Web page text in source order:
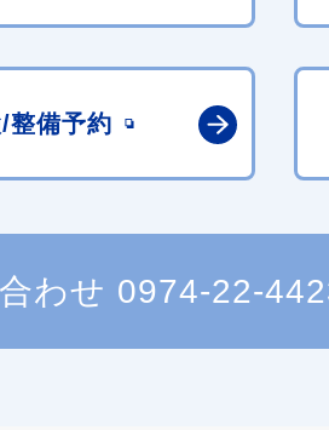
整備予約
わせ 0974-22-